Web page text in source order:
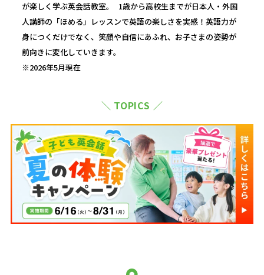
が楽しく学ぶ英会話教室。 1歳から高校生までが日本人・外国
人講師の「ほめる」レッスンで英語の楽しさを実感！英語力が
身につくだけでなく、笑顔や自信にあふれ、お子さまの姿勢が
前向きに変化していきます。
※2026年5月現在
＼ TOPICS ／